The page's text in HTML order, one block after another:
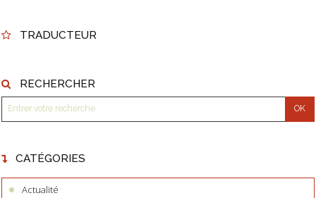
TRADUCTEUR
RECHERCHER
CATÉGORIES
Actualité